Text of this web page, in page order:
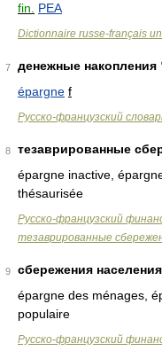
fin.
PEA
Dictionnaire russe-français
7
денежные накопления
épargne f
Русско-французский
8
тезаврированные
épargne inactive,
thésaurisée
Русско-французский
тезаврированные
9
сбережения населения
épargne des ménages,
populaire
Русско-французский